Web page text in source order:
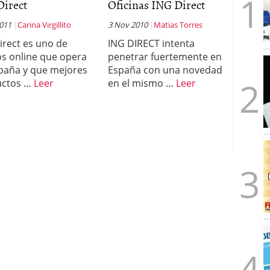
Carina Virgillito
es uno de
online que opera
y que mejores
… Leer
Oficinas ING Direct
3 Nov 2010 Matias Torres
ING DIRECT intenta
penetrar fuertemente en
España con una novedad
en el mismo … Leer